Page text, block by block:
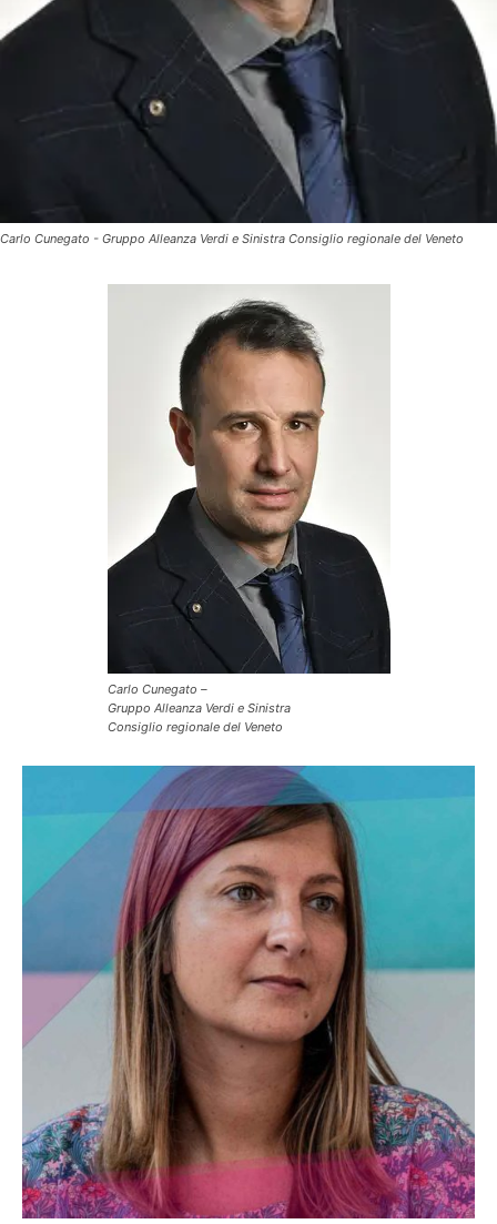
Carlo Cunegato - Gruppo Alleanza Verdi e Sinistra Consiglio regionale del Veneto
Carlo Cunegato –
Gruppo Alleanza Verdi e Sinistra
Consiglio regionale del Veneto